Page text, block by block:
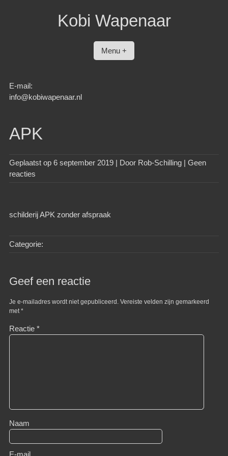
Kobi Wapenaar
Menu +
E-mail:
info@kobiwapenaar.nl
APK
Geplaatst op 6 september 2019| Door Rob-Schilling| Geen
reacties
schilderij APK zonder afspraak
Categorie:
Geef een reactie
Je e-mailadres wordt niet gepubliceerd. Vereiste velden zijn gemarkeerd
met*
Reactie *
Naam
E-mail